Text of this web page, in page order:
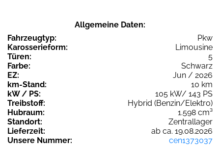
Allgemeine Daten:
Fahrzeugtyp:
Pkw
Karosserieform:
Limousine
Türen:
5
Farbe:
Schwarz
EZ:
Jun / 2026
km-Stand:
10 km
kW / PS:
105 kW/ 143 PS
Treibstoff:
Hybrid (Benzin/Elektro)
Hubraum:
1.598 cm³
Standort:
Zentrallager
Lieferzeit:
ab ca. 19.08.2026
Unsere Nummer:
cen1373037